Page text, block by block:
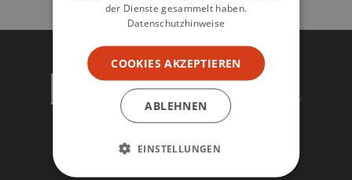
der Dienste gesammelt haben.
Datenschutzhinweise
COOKIES AKZEPTIEREN
ABLEHNEN
EINSTELLUNGEN